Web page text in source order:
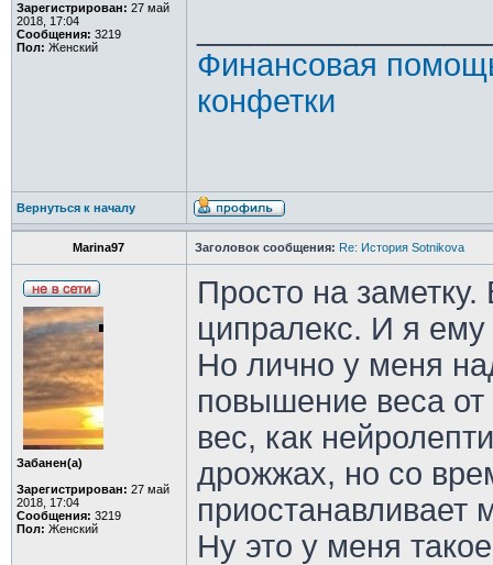
Зарегистрирован: 27 май
2018, 17:04
Сообщения: 3219
Пол: Женский
Финансовая
конфетки
Вернуться к началу
Marina97 Заголовок сообщения: Re: История Sotnikova
Забанен(а)
Зарегистрирован: 27 май
2018, 17:04
Сообщения: 3219
Пол: Женский
Просто на
ципралекс. И я
Но лично у меня
повышение веса
вес, как
дрожжах, но со
приостанавливает
Ну это у меня